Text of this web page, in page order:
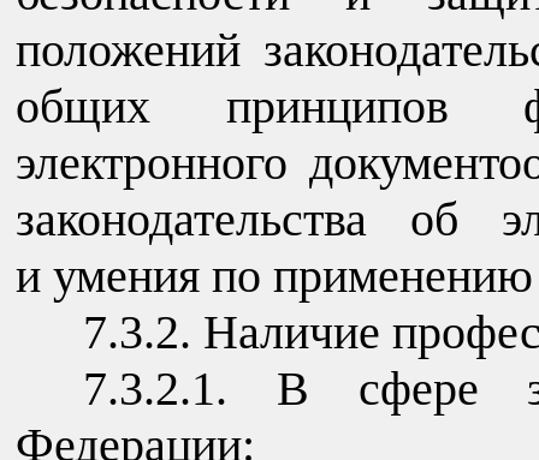
положений
общих принципов
электронного
законодательства об
и умения по применению
7.3.2. Наличие
7.3.2.1. В сфере
Федерации: